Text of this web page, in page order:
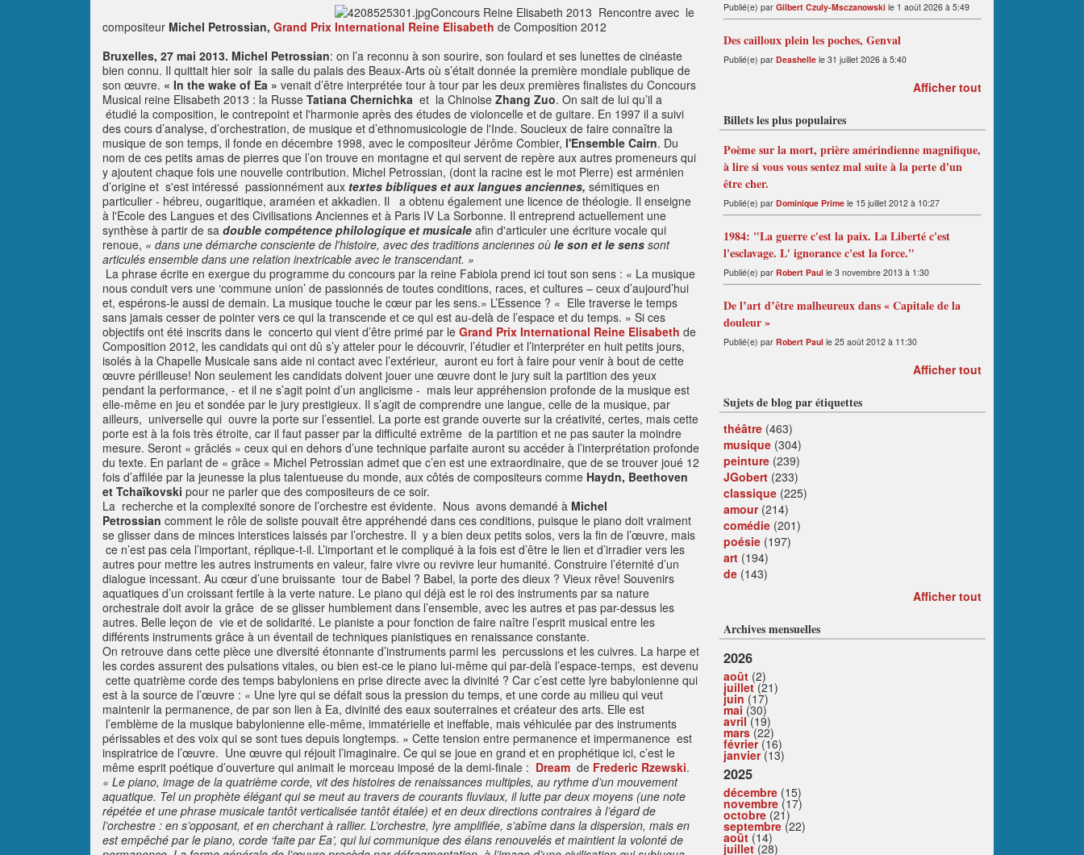
Concours Reine Elisabeth 2013 Rencontre avec le
compositeur Michel Petrossian, Grand Prix International Reine Elisabeth de Composition 2012
Bruxelles, 27 mai 2013. Michel Petrossian: on l’a reconnu à son sourire, son foulard et ses lunettes de cinéaste
bien connu. Il quittait hier soir la salle du palais des Beaux-Arts où s’était donnée la première mondiale publique de
son œuvre. « In the wake of Ea » venait d’être interprétée tour à tour par les deux premières finalistes du Concours
Musical reine Elisabeth 2013 : la Russe Tatiana Chernichka et la Chinoise Zhang Zuo. On sait de lui qu’il a
étudié la composition, le contrepoint et l'harmonie après des études de violoncelle et de guitare. En 1997 il a suivi
des cours d’analyse, d’orchestration, de musique et d’ethnomusicologie de l'Inde. Soucieux de faire connaître la
musique de son temps, il fonde en décembre 1998, avec le compositeur Jérôme Combier, l'Ensemble Cairn. Du
nom de ces petits amas de pierres que l’on trouve en montagne et qui servent de repère aux autres promeneurs qui
y ajoutent chaque fois une nouvelle contribution. Michel Petrossian, (dont la racine est le mot Pierre) est arménien
d’origine et s'est intéressé passionnément aux textes bibliques et aux langues anciennes, sémitiques en
particulier - hébreu, ougaritique, araméen et akkadien. Il a obtenu également une licence de théologie. Il enseigne
à l'Ecole des Langues et des Civilisations Anciennes et à Paris IV La Sorbonne. Il entreprend actuellement une
synthèse à partir de sa double compétence philologique et musicale afin d'articuler une écriture vocale qui
renoue, « dans une démarche consciente de l'histoire, avec des traditions anciennes où le son et le sens sont
articulés ensemble dans une relation inextricable avec le transcendant. »
La phrase écrite en exergue du programme du concours par la reine Fabiola prend ici tout son sens : « La musique
nous conduit vers une ‘commune union’ de passionnés de toutes conditions, races, et cultures – ceux d’aujourd’hui
et, espérons-le aussi de demain. La musique touche le cœur par les sens.» L’Essence ? « Elle traverse le temps
sans jamais cesser de pointer vers ce qui la transcende et ce qui est au-delà de l’espace et du temps. » Si ces
objectifs ont été inscrits dans le concerto qui vient d’être primé par le Grand Prix International Reine Elisabeth de
Composition 2012, les candidats qui ont dû s’y atteler pour le découvrir, l’étudier et l’interpréter en huit petits jours,
isolés à la Chapelle Musicale sans aide ni contact avec l’extérieur, auront eu fort à faire pour venir à bout de cette
œuvre périlleuse! Non seulement les candidats doivent jouer une œuvre dont le jury suit la partition des yeux
pendant la performance, - et il ne s’agit point d’un anglicisme - mais leur appréhension profonde de la musique est
elle-même en jeu et sondée par le jury prestigieux. Il s’agit de comprendre une langue, celle de la musique, par
ailleurs, universelle qui ouvre la porte sur l’essentiel. La porte est grande ouverte sur la créativité, certes, mais cette
porte est à la fois très étroite, car il faut passer par la difficulté extrême de la partition et ne pas sauter la moindre
mesure. Seront « grâciés » ceux qui en dehors d’une technique parfaite auront su accéder à l’interprétation profonde
du texte. En parlant de « grâce » Michel Petrossian admet que c’en est une extraordinaire, que de se trouver joué 12
fois d’affilée par la jeunesse la plus talentueuse du monde, aux côtés de compositeurs comme Haydn, Beethoven
et Tchaïkovski pour ne parler que des compositeurs de ce soir.
La recherche et la complexité sonore de l’orchestre est évidente. Nous avons demandé à Michel
Petrossian comment le rôle de soliste pouvait être appréhendé dans ces conditions, puisque le piano doit vraiment
se glisser dans de minces interstices laissés par l’orchestre. Il y a bien deux petits solos, vers la fin de l’œuvre, mais
ce n’est pas cela l’important, réplique-t-il. L’important et le compliqué à la fois est d’être le lien et d’irradier vers les
autres pour mettre les autres instruments en valeur, faire vivre ou revivre leur humanité. Construire l’éternité d’un
dialogue incessant. Au cœur d’une bruissante tour de Babel ? Babel, la porte des dieux ? Vieux rêve! Souvenirs
aquatiques d’un croissant fertile à la verte nature. Le piano qui déjà est le roi des instruments par sa nature
orchestrale doit avoir la grâce de se glisser humblement dans l’ensemble, avec les autres et pas par-dessus les
autres. Belle leçon de vie et de solidarité. Le pianiste a pour fonction de faire naître l’esprit musical entre les
différents instruments grâce à un éventail de techniques pianistiques en renaissance constante.
On retrouve dans cette pièce une diversité étonnante d’instruments parmi les percussions et les cuivres. La harpe et
les cordes assurent des pulsations vitales, ou bien est-ce le piano lui-même qui par-delà l’espace-temps, est devenu
cette quatrième corde des temps babyloniens en prise directe avec la divinité ? Car c’est cette lyre babylonienne qui
est à la source de l’œuvre : « Une lyre qui se défait sous la pression du temps, et une corde au milieu qui veut
maintenir la permanence, de par son lien à Ea, divinité des eaux souterraines et créateur des arts. Elle est
l’emblème de la musique babylonienne elle-même, immatérielle et ineffable, mais véhiculée par des instruments
périssables et des voix qui se sont tues depuis longtemps. » Cette tension entre permanence et impermanence est
inspiratrice de l’œuvre. Une œuvre qui réjouit l’imaginaire. Ce qui se joue en grand et en prophétique ici, c’est le
même esprit poétique d’ouverture qui animait le morceau imposé de la demi-finale : Dream de Frederic Rzewski.
« Le piano, image de la quatrième corde, vit des histoires de renaissances multiples, au rythme d’un mouvement
aquatique. Tel un prophète élégant qui se meut au travers de courants fluviaux, il lutte par deux moyens (une note
répétée et une phrase musicale tantôt verticalisée tantôt étalée) et en deux directions contraires à l’égard de
l’orchestre : en s’opposant, et en cherchant à rallier. L’orchestre, lyre amplifiée, s’abîme dans la dispersion, mais en
est empêché par le piano, corde ‘faite par Ea’, qui lui communique des élans renouvelés et maintient la volonté de
Publié(e) par Gilbert Czuly-Msczanowski le 1 août 2026 à 5:49
Des cailloux plein les poches, Genval
Publié(e) par Deashelle le 31 juillet 2026 à 5:40
Afficher tout
Billets les plus populaires
Poème sur la mort, prière amérindienne magnifique,
à lire si vous vous sentez mal suite à la perte d'un
être cher.
Publié(e) par Dominique Prime le 15 juillet 2012 à 10:27
1984: "La guerre c'est la paix. La Liberté c'est
l'esclavage. L' ignorance c'est la force."
Publié(e) par Robert Paul le 3 novembre 2013 à 1:30
De l’art d’être malheureux dans « Capitale de la
douleur »
Publié(e) par Robert Paul le 25 août 2012 à 11:30
Afficher tout
Sujets de blog par étiquettes
théâtre (463)
musique (304)
peinture (239)
JGobert (233)
classique (225)
amour(214)
comédie (201)
poésie (197)
art (194)
de (143)
Afficher tout
Archives mensuelles
2026
août (2)
juillet(21)
juin (17)
mai (30)
avril(19)
mars(22)
février(16)
janvier(13)
2025
décembre (15)
novembre (17)
octobre (21)
septembre (22)
août (14)
juillet(28)